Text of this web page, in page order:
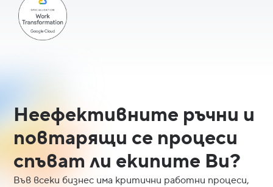
Неефективните ръчни и
повтарящи се процеси
спъват ли екипите Ви?
Във всеки бизнес има критични работни процеси,